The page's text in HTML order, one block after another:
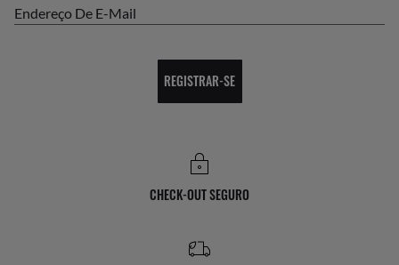
Endereço De E-Mail
REGISTRAR-SE
CHECK-OUT SEGURO